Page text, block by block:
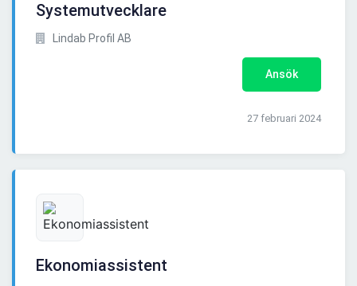
Systemutvecklare
Lindab Profil AB
Ansök
27 februari 2024
Ekonomiassistent